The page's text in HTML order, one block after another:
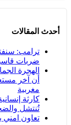
أحدث المقالات
ترامب:
ضربات
الهجرة
أن آخر
مغربية
كارثة
تُنتشل
تعاون